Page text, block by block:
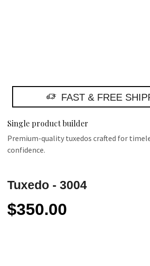
FAST & FREE
Single product builder
Premium-quality tuxedos crafted for
confidence.
Tuxedo - 3004
$350.00